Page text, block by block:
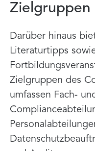
Zielgruppen
Darüber hinaus
Literaturtipps
Zielgruppen des
umfassen Fach-